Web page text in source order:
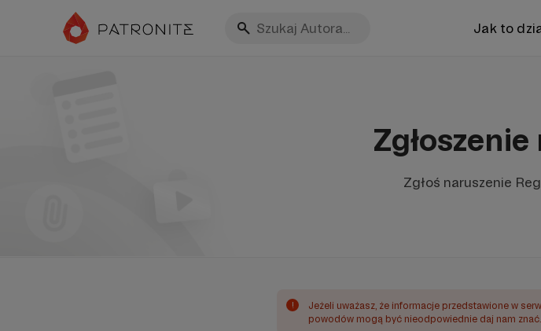
Jak to
Zgłoś naruszenie
!
Jeżeli uważasz, że informacje przedstawione w
powodów mogą być nieodpowiednie daj nam znać.